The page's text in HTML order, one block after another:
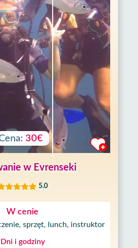
30€
w Evrenseki
5.0
W cenie
sprzęt, lunch, instruktor
Dni i godziny